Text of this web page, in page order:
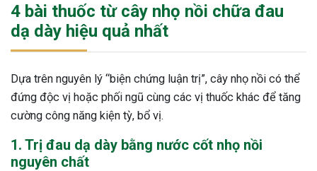
4 bài thuốc từ cây nhọ nồi chữa đau
dạ dày hiệu quả nhất
Dựa trên nguyên lý “biện chứng luận trị”, cây nhọ nồi có thể
đứng độc vị hoặc phối ngũ cùng các vị thuốc khác để tăng
cường công năng kiện tỳ, bổ vị.
1. Trị đau dạ dày bằng nước cốt nhọ nồi
nguyên chất